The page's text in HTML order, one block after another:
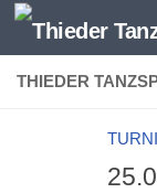
Zum Inhalt
THIEDER